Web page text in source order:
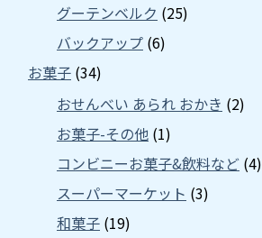
グーテンベルク (25)
バックアップ (6)
お菓子 (34)
おせんべい あられ おかき (2)
お菓子-その他 (1)
コンビニーお菓子&飲料など (4)
スーパーマーケット (3)
和菓子 (19)